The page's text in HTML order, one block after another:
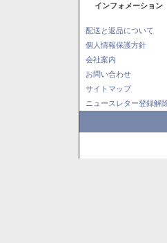
インフォメーション
配送と返品について
個人情報保護方針
会社案内
お問い合わせ
サイトマップ
ニュースレター登録解